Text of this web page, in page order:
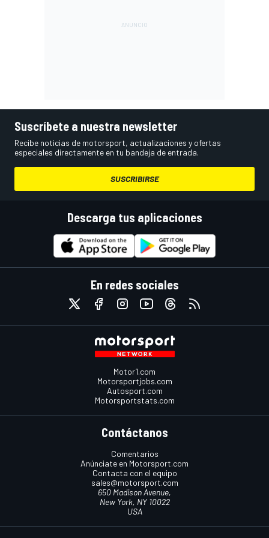
Suscríbete a nuestra newsletter
Recibe noticias de motorsport, actualizaciones y ofertas
especiales directamente en tu bandeja de entrada.
SUSCRIBIRSE
Descarga tus aplicaciones
En redes sociales
Motor1.com
Motorsportjobs.com
Autosport.com
Motorsportstats.com
Contáctanos
Comentarios
Anúnciate en Motorsport.com
Contacta con el equipo
sales@motorsport.com
650 Madison Avenue,
New York, NY 10022
USA